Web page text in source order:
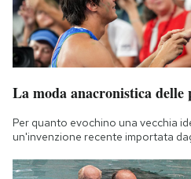
La moda anacronistica
Per quanto evochino una vecchia
un'invenzione recente importata